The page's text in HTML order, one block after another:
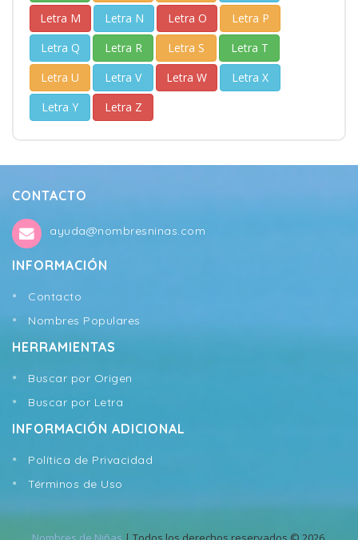
Letra M
Letra N Letra O
Letra P
Letra Q
Letra R Letra S
Letra T
Letra U
Letra V Letra W
Letra X
Letra Y
Letra Z
CONTACTO
ayuda@nombresninas.com
INFORMACIÓN
Contacto
Nombres Populares
HERRAMIENTAS
Buscar por Origen
Buscar por Letra
INFORMACIÓN ADICIONAL
Política de Privacidad
Términos de Uso